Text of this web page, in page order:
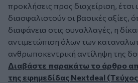
προκλήσεις προς διαχείριση, έτσι
διασφαλιστούν οι βασικές αξίες,
διαφάνεια στις συναλλαγές, η
αντιμετώπιση όλων των
ανθρωποκεντρική αντίληψη της
Διαβάστε παρακάτω το άρθρο
της εφημεδίδας Nextdeal